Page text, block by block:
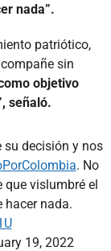
nada”.
patriótico,
sin
objetivo
señaló.
su decisión y nos
. No
que vislumbré el
hacer nada.
19, 2022